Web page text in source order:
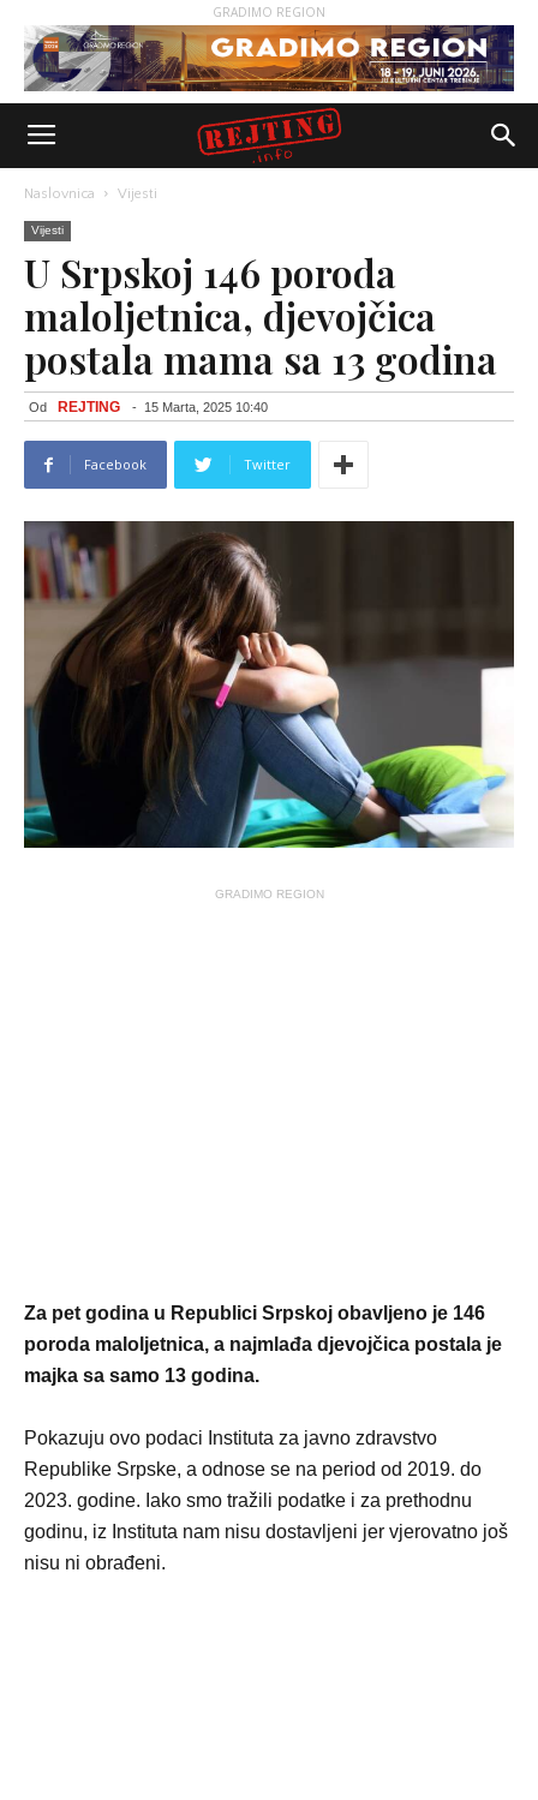
GRADIMO REGION
Naslovnica Vijesti
Vijesti
U Srpskoj 146 poroda
maloljetnica, djevojčica
postala mama sa 13 godina
Od REJTING - 15 Marta, 2025 10:40
Facebook Twitter
GRADIMO REGION
Za pet godina u Republici Srpskoj obavljeno je 146
poroda maloljetnica, a najmlađa djevojčica postala je
majka sa samo 13 godina.
Pokazuju ovo podaci Instituta za javno zdravstvo
Republike Srpske, a odnose se na period od 2019. do
2023. godine. Iako smo tražili podatke i za prethodnu
godinu, iz Instituta nam nisu dostavljeni jer vjerovatno još
nisu ni obrađeni.